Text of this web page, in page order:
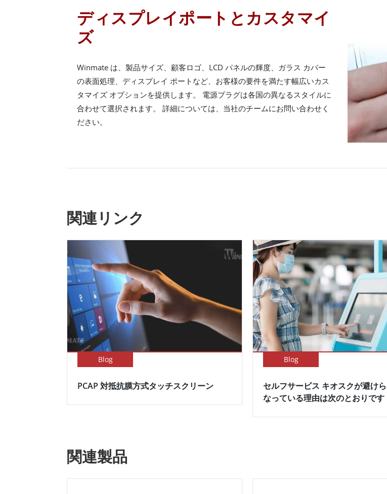
ディスプレイポートとカスタマイ
ズ
Winmate は、製品サイズ、顧客ロゴ、LCD パネルの輝度、ガラス カバー
の表面処理、ディスプレイ ポートなど、お客様の要件を満たす幅広いカス
タマイズ オプションを提供します。 電源プラグは各国の異なるスタイルに
合わせて選択されます。 詳細については、当社のチームにお問い合わせく
ださい。
関連リンク
Blog
PCAP 対抵抗膜方式タッチスクリーン
Blog
セルフサービス キオスクが避けら
なっている理由は次のとおりです
関連製品